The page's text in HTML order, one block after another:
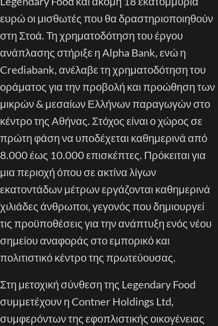
ευρώ οι μισθωτές που θα δραστηριοποιηθούν
στη Στοά. Τη χρηματοδότηση του έργου
ανάπλασης στήριξε η Alpha Bank, ενώ η
Crediabank, ανέλαβε τη χρηματοδότηση του
οράματος για την προβολή και προώθηση των
μικρών & μεσαίων Ελλήνων παραγωγών στο
κέντρο της Αθήνας. Στόχος είναι ο χώρος σε
πρώτη φάση να υποδέχεται καθημερινά από
8.000 έως 10.000 επισκέπτες. Πρόκειται για
μια περιοχή όπου σε ακτίνα λίγων
εκατοντάδων μέτρων εργάζονται καθημερινά
χιλιάδες άνθρωποι, γεγονός που δημιουργεί
τις προϋποθέσεις για την ανάπτυξη ενός νέου
σημείου αναφοράς στο εμπορικό και
πολιτιστικό κέντρο της πρωτεύουσας.
Στη μετοχική σύνθεση της Legendary Food
συμμετέχουν η Contner Holdings Ltd,
συμφερόντων της εφοπλιστικής οικογένειας